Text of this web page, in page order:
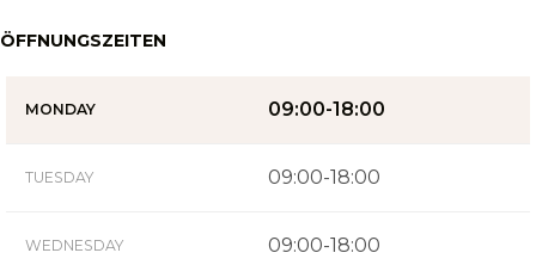
ÖFFNUNGSZEITEN
MONDAY 09:00-18:00
TUESDAY 09:00-18:00
WEDNESDAY 09:00-18:00